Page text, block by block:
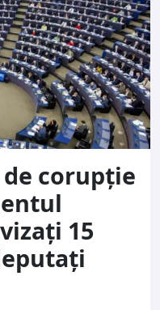
corupție
15